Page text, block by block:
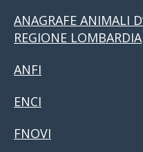
ANAGRAFE ANIMALI
REGIONE LOMBARDIA
ANFI
ENCI
FNOVI